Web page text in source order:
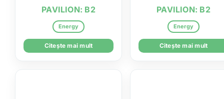
PAVILION: B2
Energy
Citește mai mult
PAVILION: B2
Energy
Citește mai mult